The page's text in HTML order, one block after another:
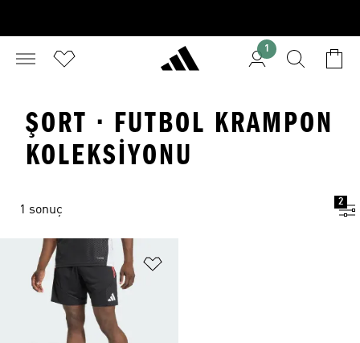
1
ŞORT · FUTBOL KRAMPON
KOLEKSIYONU
1 sonuç
2